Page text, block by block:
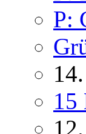
P:
15